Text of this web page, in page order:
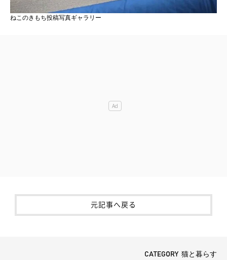
ねこのきもち投稿写真ギャラリー
元記事へ戻る
CATEGORY 猫と暮らす